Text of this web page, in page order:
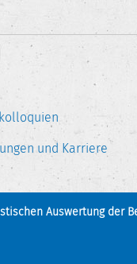
Auswertung der
und Karriere